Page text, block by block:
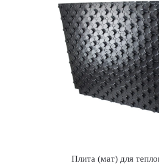
Плита (мат) для